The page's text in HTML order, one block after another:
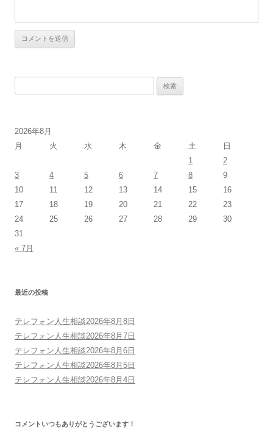
2026年8月
月
火 水 木 金 土
日
1
2
3
4 5 6 7 8
9
10
11 12 13 14 15
16
17
18 19 20 21 22
23
24
25 26 27 28 29
30
31
« 7月
最近の投稿
テレフォン人生相談2026年8月8日
テレフォン人生相談2026年8月7日
テレフォン人生相談2026年8月6日
テレフォン人生相談2026年8月5日
テレフォン人生相談2026年8月4日
コメントいつもありがとうございます！